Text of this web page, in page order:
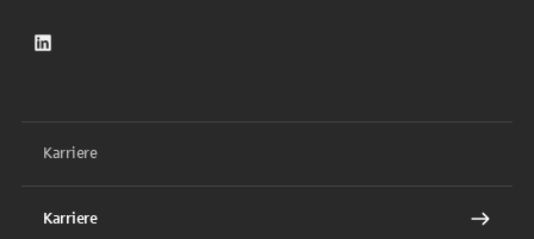
LinkedIn
Karriere
Karriere